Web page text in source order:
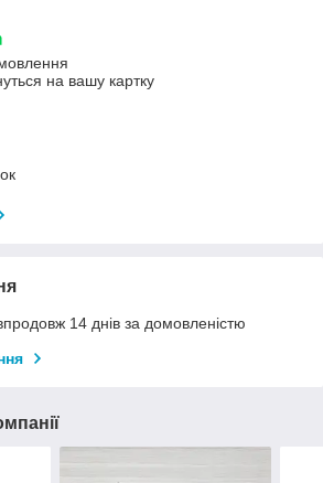
на вашу картку
14 днів за домовленістю